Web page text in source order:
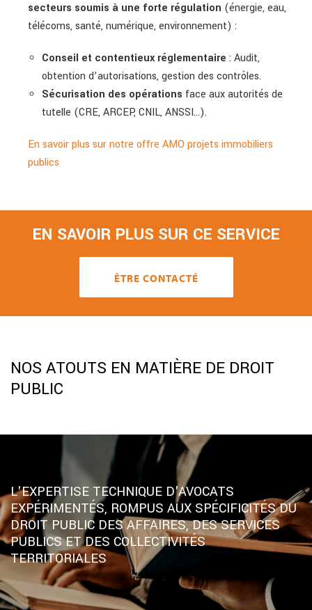
secteurs soumis à une forte régulation (énergie, eau,
télécoms, santé, numérique, environnement) :
Conseil et contentieux réglementaire : Audit,
obtention d’autorisations, gestion des contrôles.
Sécurisation des opérations face aux autorités de
tutelle (CRE, ARCEP, CNIL, ANSSI…).
En savoir plus sur notre offre AMO projets immobiliers
publics
EN SAVOIR PLUS SUR CE SERVICE
ÊTRE CONTACTÉ
NOS ATOUTS EN MATIÈRE DE DROIT
PUBLIC
L'EXPERTISE TECHNIQUE D'AVOCATS
EXPÉRIMENTÉS, ROMPUS AUX SPÉCIFICITÉS DU
DROIT PUBLIC DES AFFAIRES, DES SERVICES
PUBLICS ET DES COLLECTIVITÉS
TERRITORIALES